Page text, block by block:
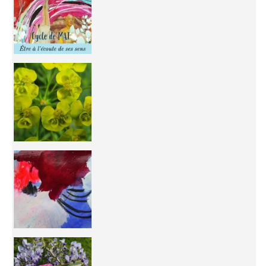
You're
50/50 OR 100/100 ? The day after Ascension, w